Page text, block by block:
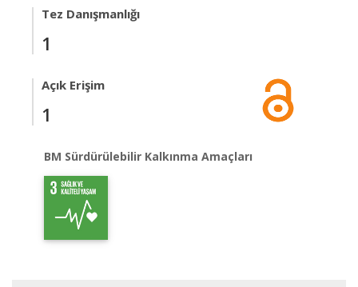
Tez Danışmanlığı
1
Açık Erişim
1
BM Sürdürülebilir Kalkınma Amaçları